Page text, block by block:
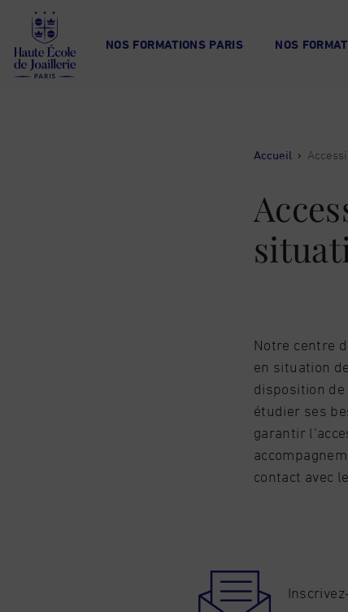
Haute
École
de
Joaillerie
NOS FORMATIONS PARIS NOS
Accueil ›
Notre centre
en situation
disposition
étudier ses
garantir
contact avec